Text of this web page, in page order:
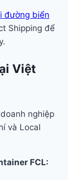
đường biển
Shipping để
Việt
nghiệp
và Local
FCL: